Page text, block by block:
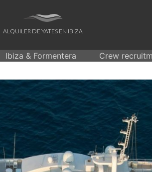
ALQUILER DE YATES EN IBIZA
Ibiza & Formentera Crew